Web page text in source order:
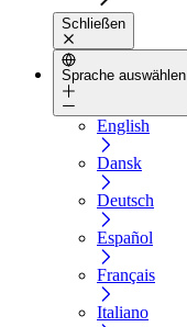
Schließen
Sprache auswählen
English
Dansk
Deutsch
Español
Français
Italiano